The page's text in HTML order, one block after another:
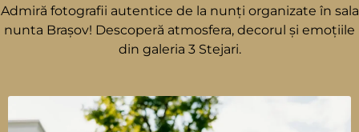
Admiră fotografii autentice de la nunți organizate în sala
nunta Brașov! Descoperă atmosfera, decorul și emoțiile
din galeria 3 Stejari.